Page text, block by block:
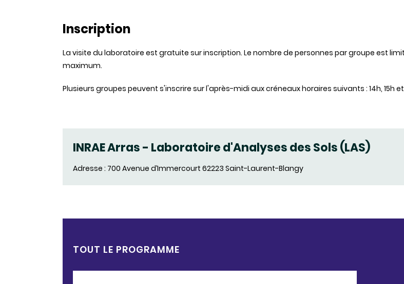
Inscription
La visite du laboratoire est gratuite sur inscription. Le nombre de personnes par groupe est
maximum.
Plusieurs groupes peuvent s'inscrire sur l'après-midi aux créneaux horaires suivants : 14h, 15h et
INRAE Arras - Laboratoire d'Analyses des Sols (LAS)
Adresse : 700 Avenue d’Immercourt 62223 Saint-Laurent-Blangy
TOUT LE PROGRAMME